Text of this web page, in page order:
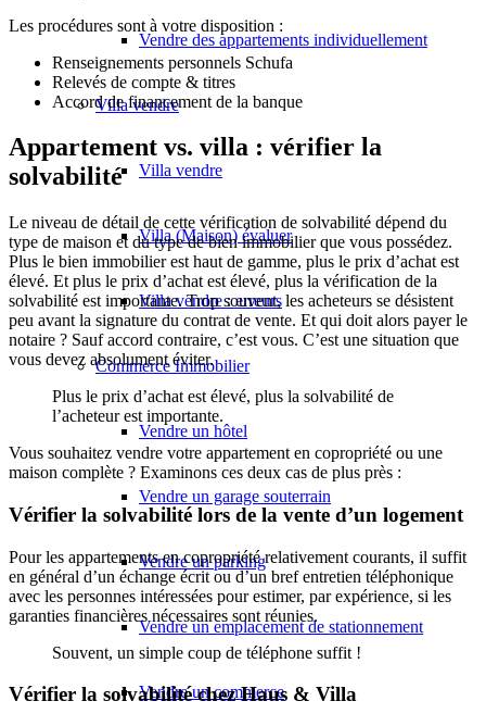
Vendre des appartements individuellement
Villavendre
Villa vendre
Villa (Maison) évaluer
Villa vendre : erreurs
CommerceImmobilier
Vendre un hôtel
Vendre un garage souterrain
Vendre un parking
Vendre un emplacement de stationnement
Vendre un commerce
Les procédures sont à votre disposition :
Renseignements personnels Schufa
Relevés de compte & titres
Accord de financement de la banque
Appartement vs. villa : vérifier la
solvabilité
Le niveau de détail de cette vérification de solvabilité dépend du
type de maison et du type de bien immobilier que vous possédez.
Plus le bien immobilier est haut de gamme, plus le prix d’achat est
élevé. Et plus le prix d’achat est élevé, plus la vérification de la
solvabilité est importante. Trop souvent, les acheteurs se désistent
peu avant la signature du contrat de vente. Et qui doit alors payer le
notaire ? Sauf accord contraire, c’est vous. C’est une situation que
vous devez absolument éviter.
Plus le prix d’achat est élevé, plus la solvabilité de
l’acheteur est importante.
Vous souhaitez vendre votre appartement en copropriété ou une
maison complète ? Examinons ces deux cas de plus près :
Vérifier la solvabilité lors de la vente d’un logement
Pour les appartements en copropriété relativement courants, il suffit
en général d’un échange écrit ou d’un bref entretien téléphonique
avec les personnes intéressées pour estimer, par expérience, si les
garanties financières nécessaires sont réunies.
Souvent, un simple coup de téléphone suffit !
Vérifier la solvabilité chez Haus & Villa